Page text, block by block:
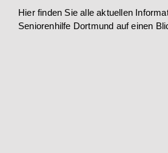
Hier finden Sie alle aktuellen
Seniorenhilfe Dortmund auf einen